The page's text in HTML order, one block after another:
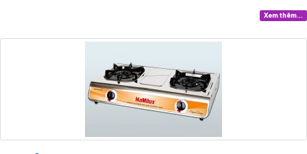
Xem thêm...